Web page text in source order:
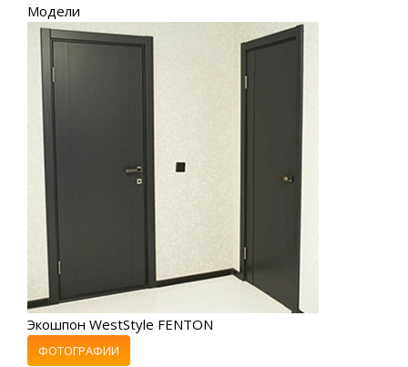
Модели
Экошпон WestStyle FENTON
ФОТОГРАФИИ